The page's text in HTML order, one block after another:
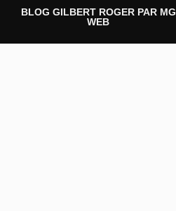
BLOG GILBERT ROGER PAR MG
WEB